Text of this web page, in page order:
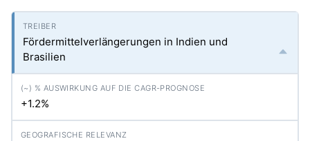
Fördermittelverlängerungen in Indien und
Brasilien
+1.2%